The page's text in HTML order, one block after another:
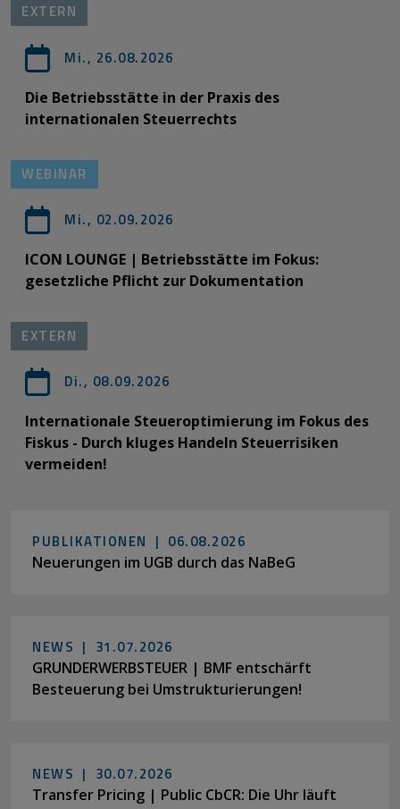
EXTERN
Mi., 26.08.2026
Die Betriebsstätte in der Praxis des
internationalen Steuerrechts
WEBINAR
Mi., 02.09.2026
ICON LOUNGE | Betriebsstätte im Fokus:
gesetzliche Pflicht zur Dokumentation
EXTERN
Di., 08.09.2026
Internationale Steueroptimierung im Fokus des
Fiskus - Durch kluges Handeln Steuerrisiken
vermeiden!
PUBLIKATIONEN | 06.08.2026
Neuerungen im UGB durch das NaBeG
NEWS | 31.07.2026
GRUNDERWERBSTEUER | BMF entschärft
Besteuerung bei Umstrukturierungen!
NEWS | 30.07.2026
Transfer Pricing | Public CbCR: Die Uhr läuft